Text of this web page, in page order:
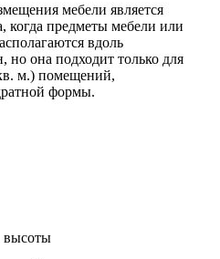
мебели является
когда предметы мебели или
вдоль
но она подходит только для
м.) помещений,
формы.